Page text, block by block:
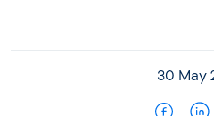
30 May